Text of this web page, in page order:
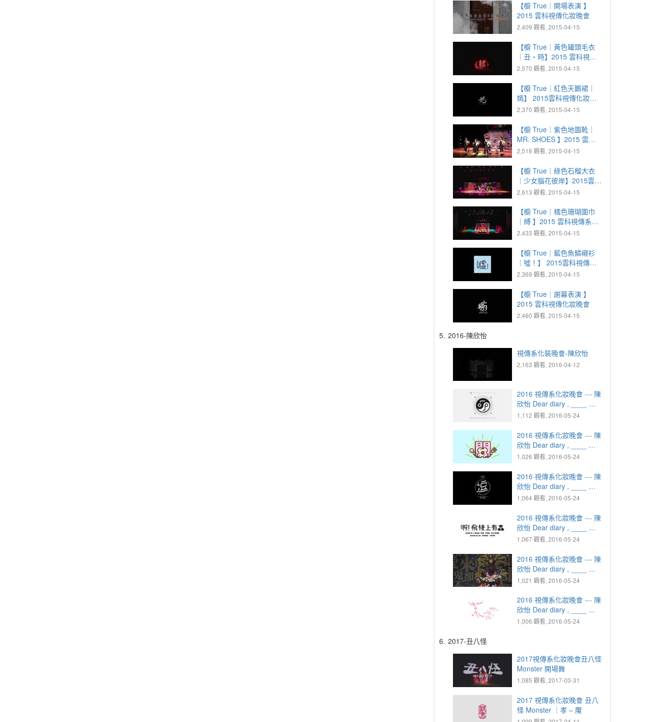
【櫥 True｜開場表演 】
2015 雲科視傳化妝晚會
2,409 觀看, 2015-04-15
【櫥 True｜黃色罐頭毛衣
｜丑‧時】2015 雲科視傳
系化妝晚會
2,570 觀看, 2015-04-15
【櫥 True｜紅色天鵝裙｜
嫣】 2015雲科視傳化妝晚
會
2,370 觀看, 2015-04-15
【櫥 True｜紫色地圖靴｜
MR. SHOES 】2015 雲科
視傳化妝晚會
2,518 觀看, 2015-04-15
【櫥 True｜綠色石榴大衣
｜少女腦花彼岸】2015雲科
視傳化妝晚會
2,613 觀看, 2015-04-15
【櫥 True｜橘色珊瑚圍巾
｜縛 】2015 雲科視傳系化
妝晚會
2,433 觀看, 2015-04-15
【櫥 True｜藍色魚鱗襯衫
｜噓！】 2015雲科視傳化
妝晚會
2,369 觀看, 2015-04-15
【櫥 True｜謝幕表演 】
2015 雲科視傳化妝晚會
2,460 觀看, 2015-04-15
5. 2016-陳欣怡
視傳系化裝晚會-陳欣怡
2,163 觀看, 2016-04-12
2016 視傳系化妝晚會 --- 陳
欣怡 Dear diary , ____ ｜
1925.10.07 疑惑 - MEAN
1,112 觀看, 2016-05-24
2016 視傳系化妝晚會 --- 陳
欣怡 Dear diary , ____ ｜
1949.02.29 憤怒 - 開丼
1,026 觀看, 2016-05-24
2016 視傳系化妝晚會 --- 陳
欣怡 Dear diary , ____ ｜
1973.08.31 感動 - 逗
1,064 觀看, 2016-05-24
2016 視傳系化妝晚會 --- 陳
欣怡 Dear diary , ____ ｜
2000.01.01 恐懼 - 啊！飛
1,067 觀看, 2016-05-24
2016 視傳系化妝晚會 --- 陳
欣怡 Dear diary , ____ ｜
2012.12.21 傻眼 - 某紀某
1,021 觀看, 2016-05-24
2016 視傳系化妝晚會 --- 陳
欣怡 Dear diary , ____ ｜
2036.04.03 雀躍 - 茉忘
1,006 觀看, 2016-05-24
6. 2017-丑八怪
2017視傳系化妝晚會丑八怪
Monster 開場舞
1,085 觀看, 2017-03-31
2017 視傳系化妝晚會 丑八
怪 Monster ｜孝 – 魘